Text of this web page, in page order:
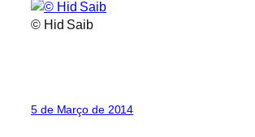
© Hid Saib
5 de Março de 2014